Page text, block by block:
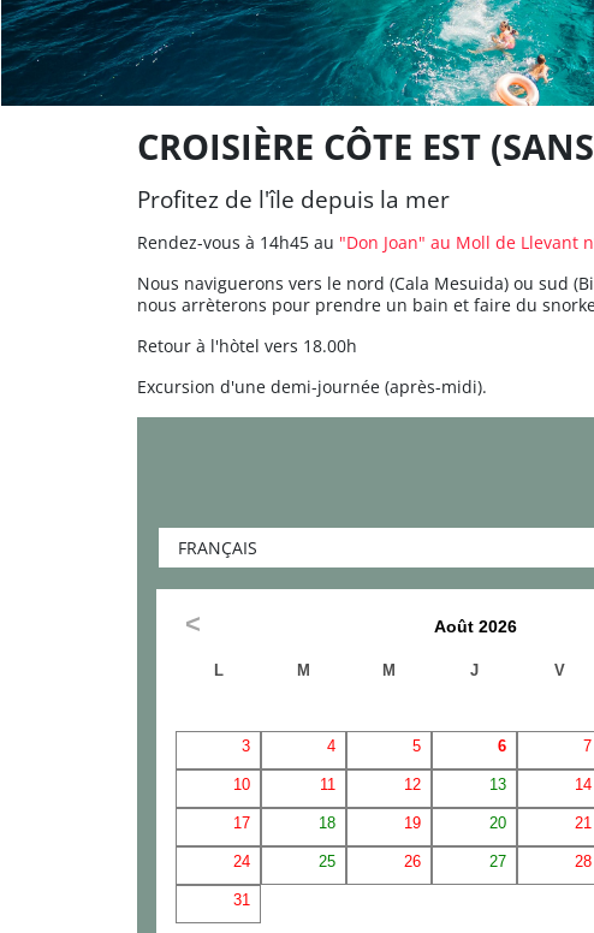
CROISIÈRE CÔTE EST
Profitez de l'île depuis la mer
Rendez-vous à 14h45 au "Don Joan" au Moll de Llevant
Nous naviguerons vers le nord (Cala Mesuida) ou sud
nous arrèterons pour prendre un bain et faire du
Retour à l'hòtel vers 18.00h
Excursion d'une demi-journée (après-midi).
Août 2026
L M M J V
3 4 5 6 7
10 11 12 13 14
17 18 19 20 21
24 25 26 27 28
31